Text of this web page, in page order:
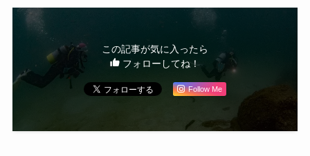
この記事が気に入ったら
フォローしてね！
Follow Me